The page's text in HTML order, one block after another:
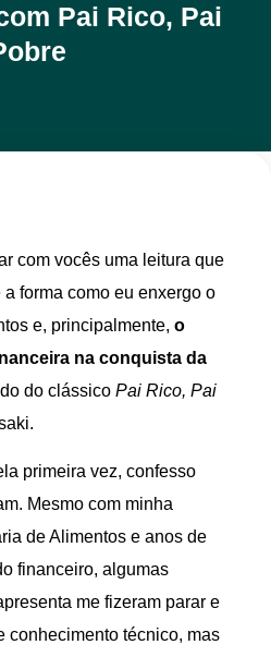
Pai Rico, Pai
com vocês uma leitura que
forma como eu enxergo o
e, principalmente, o
na conquista da
do clássico Pai Rico, Pai
primeira vez, confesso
Mesmo com minha
de Alimentos e anos de
financeiro, algumas
me fizeram parar e
conhecimento técnico, mas